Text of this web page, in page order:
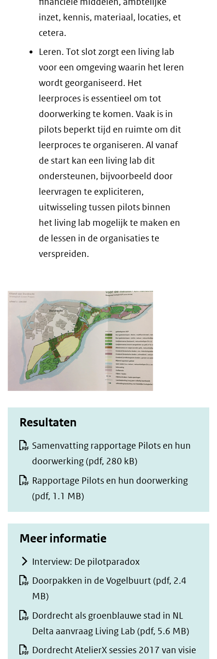
inzet, kennis, materiaal, locaties, et
cetera.
Leren. Tot slot zorgt een living lab
voor een omgeving waarin het leren
wordt georganiseerd. Het
leerproces is essentieel om tot
doorwerking te komen. Vaak is in
pilots beperkt tijd en ruimte om dit
leerproces te organiseren. Al vanaf
de start kan een living lab dit
ondersteunen, bijvoorbeeld door
leervragen te expliciteren,
uitwisseling tussen pilots binnen
het living lab mogelijk te maken en
de lessen in de organisaties te
verspreiden.
Resultaten
Samenvatting rapportage Pilots en hun
doorwerking (pdf, 280 kB)
Rapportage Pilots en hun doorwerking
(pdf, 1.1 MB)
Meer informatie
Interview: De pilotparadox
Doorpakken in de Vogelbuurt (pdf, 2.4
MB)
Dordrecht als groenblauwe stad in NL
Delta aanvraag Living Lab (pdf, 5.6 MB)
Dordrecht AtelierX sessies 2017 van visie